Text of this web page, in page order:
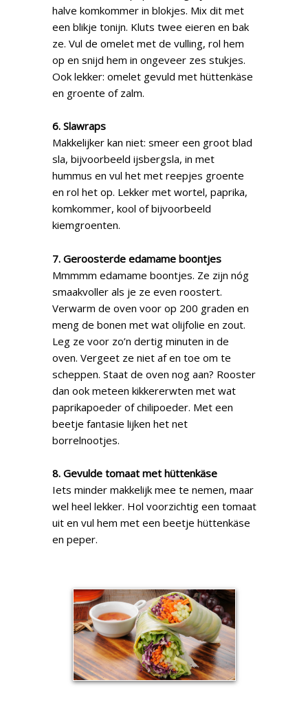
halve komkommer in blokjes. Mix dit met
een blikje tonijn. Kluts twee eieren en bak
ze. Vul de omelet met de vulling, rol hem
op en snijd hem in ongeveer zes stukjes.
Ook lekker: omelet gevuld met hüttenkäse
en groente of zalm.
6. Slawraps
Makkelijker kan niet: smeer een groot blad
sla, bijvoorbeeld ijsbergsla, in met
hummus en vul het met reepjes groente
en rol het op. Lekker met wortel, paprika,
komkommer, kool of bijvoorbeeld
kiemgroenten.
7. Geroosterde edamame boontjes
Mmmmm edamame boontjes. Ze zijn nóg
smaakvoller als je ze even roostert.
Verwarm de oven voor op 200 graden en
meng de bonen met wat olijfolie en zout.
Leg ze voor zo’n dertig minuten in de
oven. Vergeet ze niet af en toe om te
scheppen. Staat de oven nog aan? Rooster
dan ook meteen kikkererwten met wat
paprikapoeder of chilipoeder. Met een
beetje fantasie lijken het net
borrelnootjes.
8. Gevulde tomaat met hüttenkäse
Iets minder makkelijk mee te nemen, maar
wel heel lekker. Hol voorzichtig een tomaat
uit en vul hem met een beetje hüttenkäse
en peper.